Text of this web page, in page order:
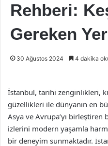
Rehberi:
Gereken
30 Ağustos 2024 4 dakika
İstanbul, tarihi zenginlikleri,
güzellikleri ile dünyanın en
Asya ve Avrupa’yı
izlerini modern yaşamla
bir deneyim sunmaktadır.